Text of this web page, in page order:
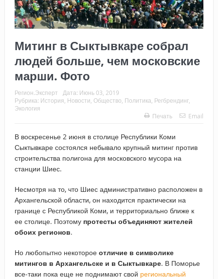
Митинг в Сыктывкаре собрал
людей больше, чем московские
марши. Фото
Регион.Эксперт Дата: Июнь 03, 2019
Рубрика: История Новости Общество Политика Регбрендинг,
Экология
Печать
Email
В воскресенье 2 июня в столице Республики Коми
Сыктывкаре состоялся небывало крупный митинг против
строительства полигона для московского мусора на
станции Шиес.
Несмотря на то, что Шиес административно расположен в
Архангельской области, он находится практически на
границе с Республикой Коми, и территориально ближе к
ее столице. Поэтому протесты объединяют жителей
обоих регионов.
Но любопытно некоторое отличие в символике
митингов в Архангельске и в Сыктывкаре. В Поморье
все-таки пока еще не поднимают свой региональный